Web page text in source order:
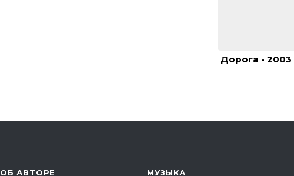
Дорога - 2003
ОБ АВТОРЕ МУЗЫКА